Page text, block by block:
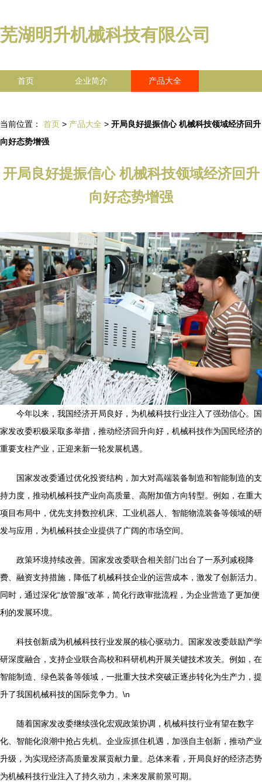
芜湖明升机械科技有限公司
首页 企业简介 产品大全
当前位置： 首页 > 产品大全 > 开局良好提振信心 机械科技领域经济回升
向好态势增强
开局良好提振信心 机械科技领域经济回升
向好态势增强
今年以来，我国经济开局良好，为机械科技行业注入了强劲信心。国
家发改委积极采取多举措，推动经济回升向好，机械科技作为国民经济的
重要支柱产业，正迎来新一轮发展机遇。
国家发改委通过优化投资结构，加大对高端装备制造和智能制造的支
持力度，推动机械科技产业向高质量、高附加值方向转型。例如，在重大
项目布局中，优先支持数控机床、工业机器人、智能物流装备等领域的研
发与应用，为机械科技企业提供了广阔的市场空间。
政策环境持续改善。国家发改委联合相关部门出台了一系列减税降
费、融资支持措施，降低了机械科技企业的运营成本，激发了创新活力。
同时，通过深化“放管服”改革，简化行政审批流程，为企业营造了更加便
利的发展环境。
科技创新成为机械科技行业发展的核心驱动力。国家发改委鼓励产学
研深度融合，支持企业联合高校和科研机构开展关键技术攻关。例如，在
智能制造、绿色装备等领域，一批重大技术突破正逐步转化为生产力，提
升了我国机械科技的国际竞争力。\n
随着国家发改委继续强化宏观政策协调，机械科技行业有望在数字
化、智能化浪潮中抢占先机。企业应抓住机遇，加强自主创新，推动产业
升级，为实现经济高质量发展贡献力量。总体来看，开局良好的经济态势
为机械科技行业注入了持久动力，未来发展前景可期。